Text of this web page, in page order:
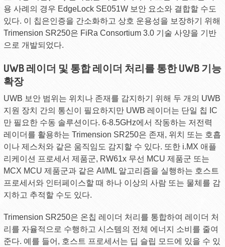
용 사례의 경우 EdgeLock SE051W 보안 요소와 결합할 수도
있다. 이 칩은인증을 간소화하고 상호 운용성을 보장하기 위해
Trimension SR250은 FiRa Consortium 3.0 기술 사양을 기반
으로 개발되었다.
UWB 레이더 및 통합 레이더 처리를 통한 UWB 기능
확장
UWB 보안 범위는 위치나 존재를 감지하기 위해 두 개의 UWB
지원 장치 간의 통신이 필요하지만 UWB 레이더는 단일 칩 IC
만 필요한 수동 솔루션이다. 6-8.5GHz에서 작동하는 저전력
레이더를 활용하는 Trimension SR250은 존재, 위치 또는 호흡
이나 제스처와 같은 움직임도 감지할 수 있다. 또한 i.MX 애플
리케이션 프로세서 제품군, RW61x 무선 MCU 제품군 또는
MCX MCU 제품군과 같은 AI/ML 알고리즘을 실행하는 호스트
프로세서와 인터페이스할 때 하나 이상의 사람 또는 물체를 감
지하고 추적할 수도 있다.
Trimension SR250은 온칩 레이더 처리를 통합하여 레이더 처
리를 자율적으로 수행하고 시스템의 전체 에너지 소비를 줄여
준다. 예를 들어, 호스트 프로세서는 딥 슬립 모드에 있을 수 있